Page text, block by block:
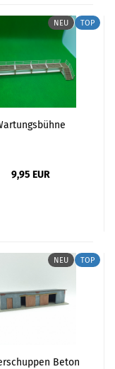
NEU TOP
9,95 EUR
NEU TOP
Beton